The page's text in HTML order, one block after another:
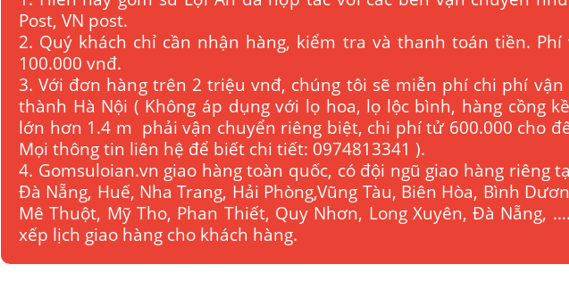
Post, VN post.
2. Quý khách chỉ cần nhận hàng, kiểm tra và thanh toán tiền.
100.000 vnđ.
3. Với đơn hàng trên 2 triệu vnđ, chúng tôi sẽ miễn phí chi phí
thành Hà Nội ( Không áp dụng với lọ hoa, lọ lộc bình, hàng cồng
lớn hơn 1.4 m phải vận chuyển riêng biệt, chi phí tử 600.000 cho
Mọi thông tin liên hệ để biết chi tiết: 0974813341 ).
4. Gomsuloian.vn giao hàng toàn quốc, có đội ngũ giao hàng riêng
Đà Nẵng, Huế, Nha Trang, Hải Phòng,Vũng Tàu, Biên Hòa, Bình
Mê Thuột, Mỹ Tho, Phan Thiết, Quy Nhơn, Long Xuyên, Đà Nẵng,
xếp lịch giao hàng cho khách hàng.